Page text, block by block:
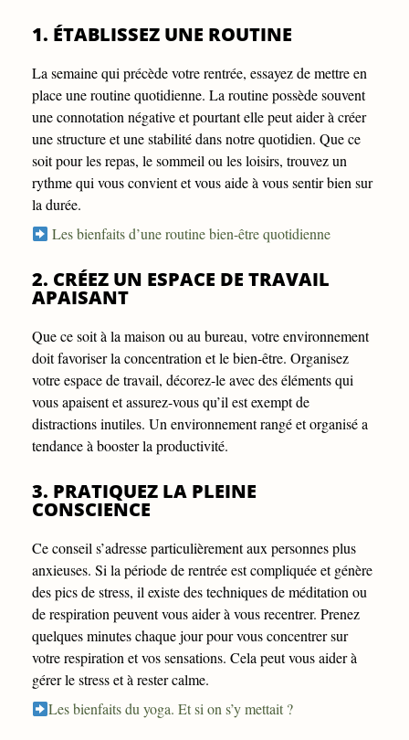
1. ÉTABLISSEZ UNE ROUTINE
La semaine qui précède votre rentrée, essayez de mettre en
place une routine quotidienne. La routine possède souvent
une connotation négative et pourtant elle peut aider à créer
une structure et une stabilité dans notre quotidien. Que ce
soit pour les repas, le sommeil ou les loisirs, trouvez un
rythme qui vous convient et vous aide à vous sentir bien sur
la durée.
Les bienfaits d’une routine bien-être quotidienne
2. CRÉEZ UN ESPACE DE TRAVAIL
APAISANT
Que ce soit à la maison ou au bureau, votre environnement
doit favoriser la concentration et le bien-être. Organisez
votre espace de travail, décorez-le avec des éléments qui
vous apaisent et assurez-vous qu’il est exempt de
distractions inutiles. Un environnement rangé et organisé a
tendance à booster la productivité.
3. PRATIQUEZ LA PLEINE
CONSCIENCE
Ce conseil s’adresse particulièrement aux personnes plus
anxieuses. Si la période de rentrée est compliquée et génère
des pics de stress, il existe des techniques de méditation ou
de respiration peuvent vous aider à vous recentrer. Prenez
quelques minutes chaque jour pour vous concentrer sur
votre respiration et vos sensations. Cela peut vous aider à
gérer le stress et à rester calme.
Les bienfaits du yoga. Et si on s’y mettait ?